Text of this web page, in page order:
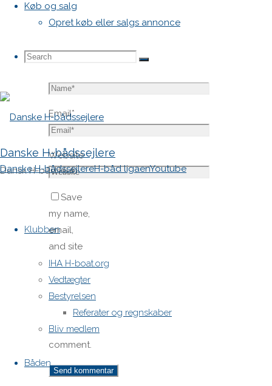
Køb og salg
Opret køb eller salgs annonce
Search
Search
Search
Danske H-bådssejlere
Dansk H-båd klub
Danske H-bådssejlereH-båd ligaenYoutube
Klubben
IHA H-boat.org
Vedtægter
Bestyrelsen
Referater og regnskaber
Bliv medlem
Båden
Email*
Website
Save
my name,
email,
and site
URL in my
browser
for next
time I
post a
comment.